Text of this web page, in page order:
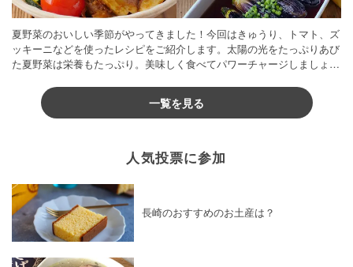
夏野菜のおいしい季節がやってきました！今回はきゅうり、トマト、ズ
ッキーニなどを使ったレシピをご紹介します。太陽の光をたっぷりあび
た夏野菜は栄養もたっぷり。美味しく食べてパワーチャージしましょう
一覧を見る
人気投票に参加
長崎のおすすめのお土産は？